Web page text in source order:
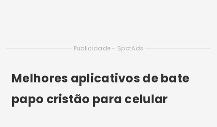
mais conhecidos do mundo quando o assunto é
criado com o objetivo de conectar cristãos que
desejam um namoro ou casamento baseado na
fé. Dessa forma, ao fazer odownloaddo